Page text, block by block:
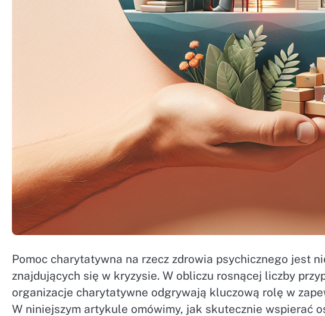
Pomoc charytatywna na rzecz zdrowia psychicznego jest
znajdujących się w kryzysie. W obliczu rosnącej liczby
organizacje charytatywne odgrywają kluczową rolę w
W niniejszym artykule omówimy, jak skutecznie wspierać